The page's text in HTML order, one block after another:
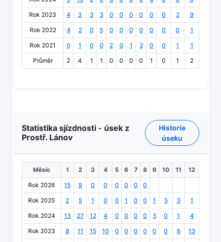
Rok 2023 4 3 3 3 0 0 0 0 0 0 2 9
Rok 2022 4 2 0 5 0 0 0 0 0 0 0 1
Rok 2021 0 1 0 0 2 0 1 2 0 0 1 1
Průměr 2 4 1 1 0 0 0 0 1 0 1 2
Statistika sjízdnosti - úsek z
Prostř. Lánov
Historie
úseku
Měsíc 1 2 3 4 5 6 7 8 9 10 11 12
Rok 2026 15 9 0 0 0 0 0 0
Rok 2025 2 5 1 0 0 1 0 0 1 5 3 1
Rok 2024 13 27 12 4 0 0 0 0 5 0 1 4
Rok 2023 8 11 15 10 0 0 0 0 0 0 8 13